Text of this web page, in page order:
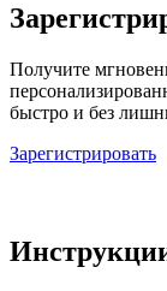
Получите
быстро и без
Зарегистрировать